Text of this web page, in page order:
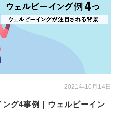
2021年10月14日
グ4事例｜ウェルビーイン